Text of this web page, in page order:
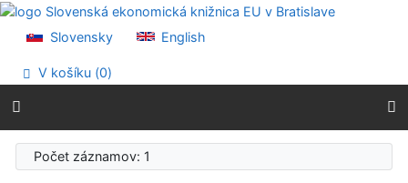
Prejsť na obsah
Prehlásenie o webovej prístupnosti
Slovensky English
V košíku (0)
Počet záznamov: 1